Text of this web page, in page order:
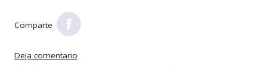
Comparte
Deja comentario